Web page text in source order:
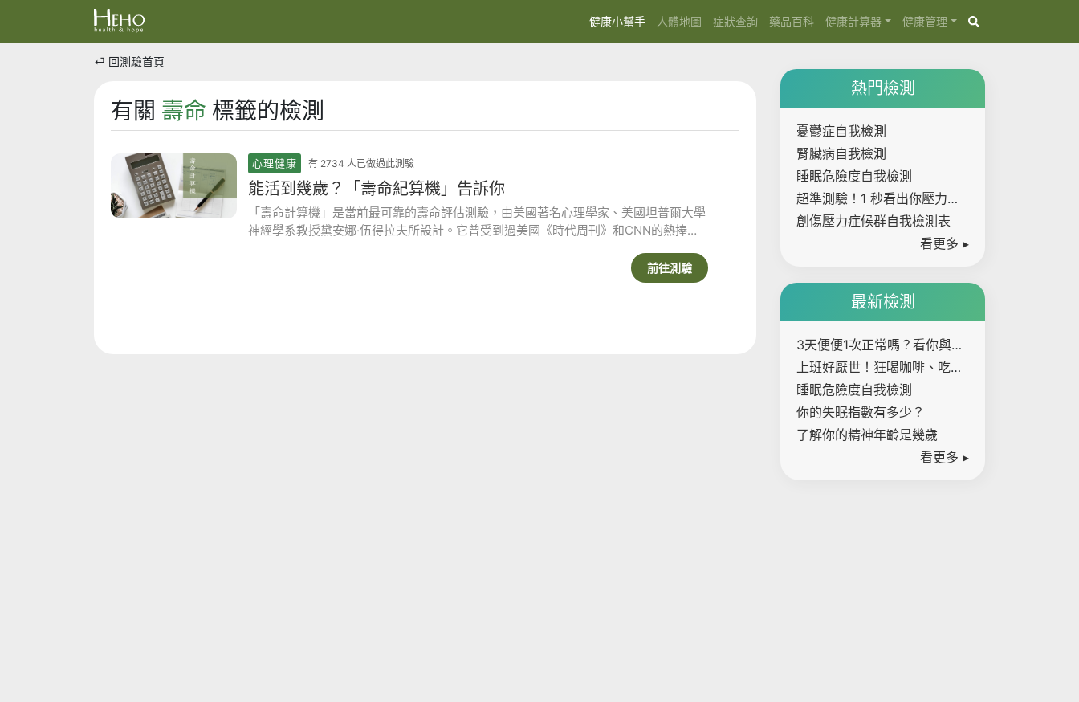
健康小幫手(current)
人體地圖 症狀查詢 藥品百科 健康計算器 健康管理
⏎ 回測驗首頁
有關 壽命 標籤的檢測
心理健康 有 2734 人已做過此測驗
能活到幾歲？「壽命紀算機」告訴你
「壽命計算機」是當前最可靠的壽命評估測驗，由美國著名心理學家、美國坦普爾大學
神經學系教授黛安娜·伍得拉夫所設計。它曾受到過美國《時代周刊》和CNN的熱捧。
前往測驗
熱門檢測
憂鬱症自我檢測
腎臟病自我檢測
睡眠危險度自我檢測
超準測驗！1 秒看出你壓力有
多大
創傷壓力症候群自我檢測表
看更多 ▸
最新檢測
3天便便1次正常嗎？看你與大
腸癌距離有多近！
上班好厭世！狂喝咖啡、吃甜
點是壓力警訊 一表檢測內心壓
力指數
睡眠危險度自我檢測
你的失眠指數有多少？
了解你的精神年齡是幾歲
看更多 ▸